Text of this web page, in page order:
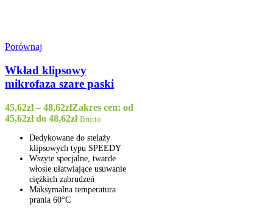
Porównaj
Wkład klipsowy
mikrofaza szare paski
45,62zł – 48,62złZakres cen: od
45,62zł do 48,62zł Brutto
Dedykowane do stelaży
klipsowych typu SPEEDY
Wszyte specjalne, twarde
włosie ułatwiające usuwanie
ciężkich zabrudzeń
Maksymalna temperatura
prania 60°C